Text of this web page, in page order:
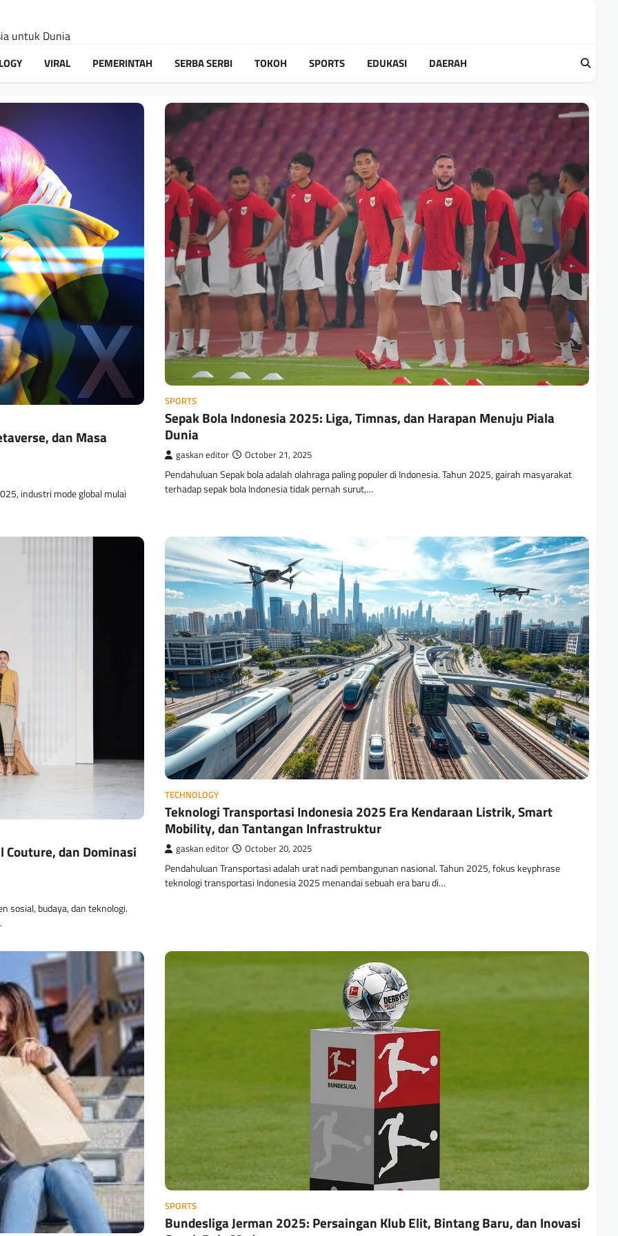
untuk Dunia
VIRAL PEMERINTAH SERBA SERBI TOKOH SPORTS EDUKASI DAERAH
dan Masa
industri mode global mulai
SPORTS
Sepak Bola Indonesia 2025: Liga, Timnas, dan Harapan Menuju Piala
Dunia
gaskan editor October 21, 2025
Pendahuluan Sepak bola adalah olahraga paling populer di Indonesia. Tahun 2025, gairah masyarakat
terhadap sepak bola Indonesia tidak pernah surut,…
dan Dominasi
sosial, budaya, dan teknologi.
TECHNOLOGY
Teknologi Transportasi Indonesia 2025 Era Kendaraan Listrik, Smart
Mobility, dan Tantangan Infrastruktur
gaskan editor October 20, 2025
Pendahuluan Transportasi adalah urat nadi pembangunan nasional. Tahun 2025, fokus keyphrase
teknologi transportasi Indonesia 2025 menandai sebuah era baru di…
SPORTS
Bundesliga Jerman 2025: Persaingan Klub Elit, Bintang Baru, dan Inovasi